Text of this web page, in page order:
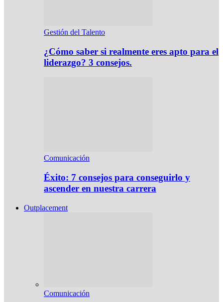
Gestión del Talento
¿Cómo saber si realmente eres apto para el
liderazgo? 3 consejos.
Comunicación
Éxito: 7 consejos para conseguirlo y
ascender en nuestra carrera
Outplacement
Comunicación